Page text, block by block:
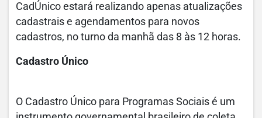
CadÚnico estará realizando apenas atualizações
cadastrais e agendamentos para novos
cadastros, no turno da manhã das 8 às 12 horas.
Cadastro Único
O Cadastro Único para Programas Sociais é um